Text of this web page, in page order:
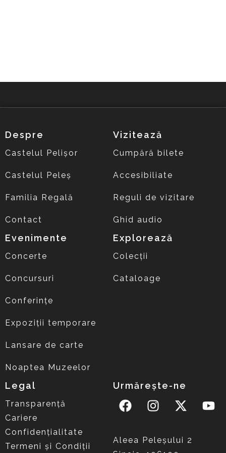
Despre
Castelul Pelișor
Castelul Peleș
Familia Regală
Contact
Vizitează
Cumpără bilete
Accesibiliate
Reguli de vizitare
Ghid audio
Evenimente
Concerte
Concursuri
Conferințe
Expoziții temporare
Lansare de carte
Noaptea Muzeelor
Explorează
Colecții
Cataloage
Legal
Transparență
Cariere
Confidențialitate
Termeni și Condiții
Urmărește-ne
Aleea Peleşului 2